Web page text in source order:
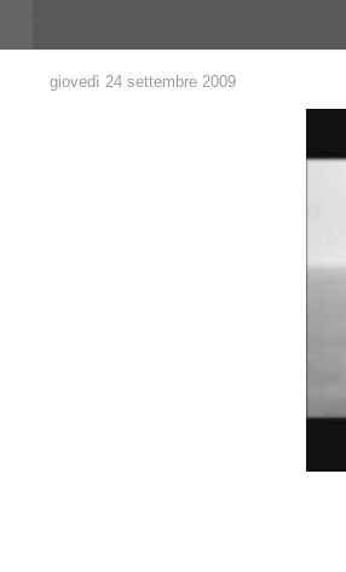
giovedì 24 settembre 2009